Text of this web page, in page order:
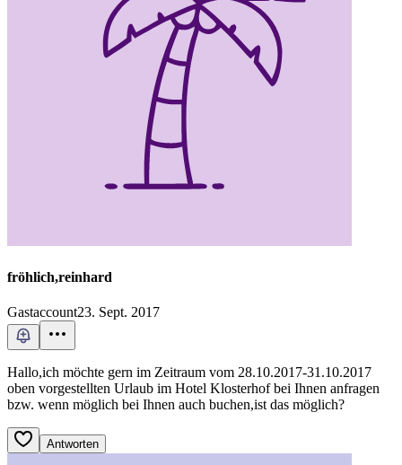
fröhlich,reinhard
Gastaccount23. Sept. 2017
Hallo,ich möchte gern im Zeitraum vom 28.10.2017-31.10.2017
oben vorgestellten Urlaub im Hotel Klosterhof bei Ihnen anfragen
bzw. wenn möglich bei Ihnen auch buchen,ist das möglich?
Antworten